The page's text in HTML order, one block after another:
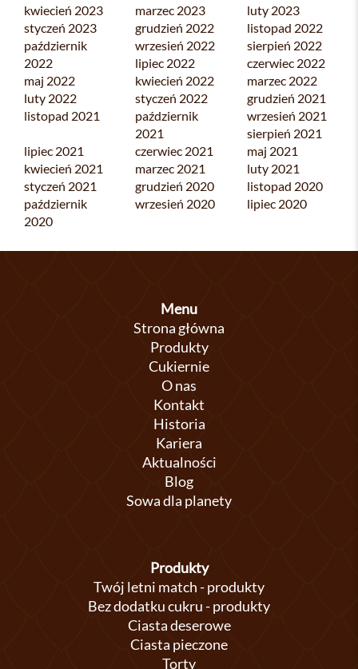
kwiecień 2023
marzec 2023
luty 2023
styczeń 2023
grudzień 2022
listopad 2022
październik
2022
wrzesień 2022
sierpień 2022
lipiec 2022
czerwiec 2022
maj 2022
kwiecień 2022
marzec 2022
luty 2022
styczeń 2022
grudzień 2021
listopad 2021
październik
2021
wrzesień 2021
sierpień 2021
lipiec 2021
czerwiec 2021
maj 2021
kwiecień 2021
marzec 2021
luty 2021
styczeń 2021
grudzień 2020
listopad 2020
październik
2020
wrzesień 2020 lipiec 2020
Menu
Strona główna
Produkty
Cukiernie
O nas
Kontakt
Historia
Kariera
Aktualności
Blog
Sowa dla planety
Produkty
Twój letni match - produkty
Bez dodatku cukru - produkty
Ciasta deserowe
Ciasta pieczone
Torty